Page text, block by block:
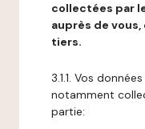
collectées par
auprès de
tiers.
3.1.1. Vos
notamment
partie: